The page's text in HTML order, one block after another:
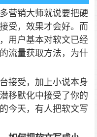
营销大师就说要把硬
受，效果才会好。而
用户基本对软文已经
流量获取方法，为什
接受，加上小说本身
移默化中接受了你的
今天，有人把软文写